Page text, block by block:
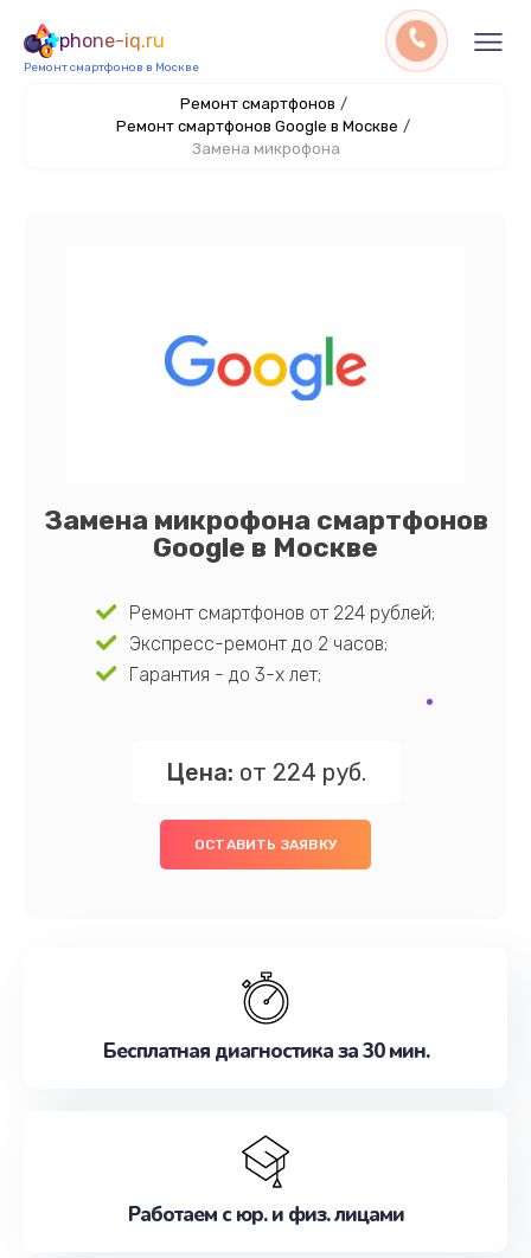
phone-iq.ru
Ремонт смартфонов в Москве
Ремонт смартфонов /
Ремонт смартфонов Google в Москве /
Замена микрофона
Замена микрофона смартфонов
Google в Москве
Ремонт смартфонов от 224 рублей;
Экспресс-ремонт до 2 часов;
Гарантия - до 3-х лет;
Цена: от 224 руб.
ОСТАВИТЬ ЗАЯВКУ
Бесплатная диагностика за 30 мин.
Работаем с юр. и физ. лицами